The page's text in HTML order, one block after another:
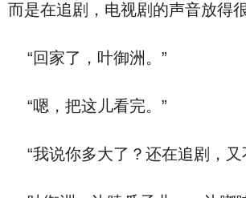
而是在追剧，电视剧的声音放得很
“回家了，叶御洲。”
“嗯，把这儿看完。”
“我说你多大了？还在追剧，又